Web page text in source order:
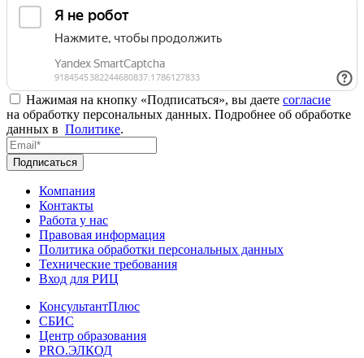
Нажимая на кнопку «Подписаться», вы даете согласие
на обработку персональных данных. Подробнее об обработке
данных в Политике.
Подписаться
Компания
Контакты
Работа у нас
Правовая информация
Политика обработки персональных данных
Технические требования
Вход для РИЦ
КонсультантПлюс
СБИС
Центр образования
PRO.ЭЛКОД